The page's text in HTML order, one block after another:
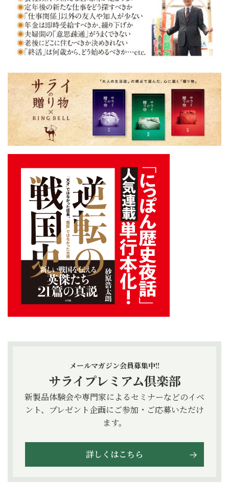
メールマガジン会員募集中!!
サライプレミアム倶楽部
新製品体験会や専門家によるセミナーなどのイベ
ント、プレゼント企画にご参加・ご応募いただけ
ます。
詳しくはこちら